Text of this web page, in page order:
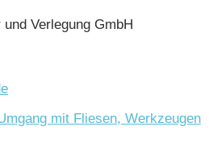
Verlegung GmbH
mit Fliesen, Werkzeugen